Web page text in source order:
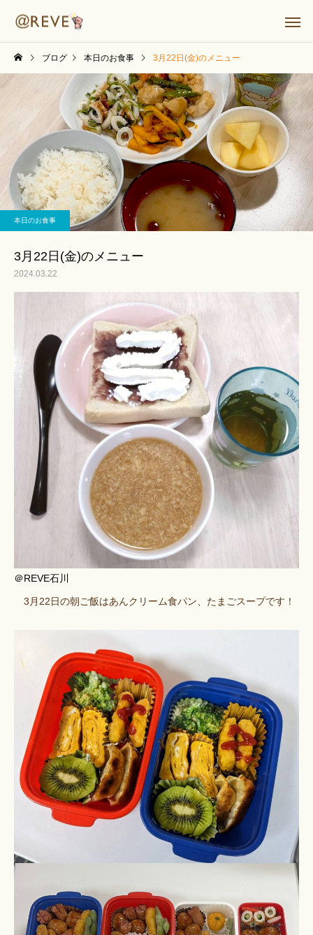
ブログ 本日のお食事 3月22日(金)のメニュー
本日のお食事
3月22日(金)のメニュー
2024.03.22
＠REVE石川
3月22日の朝ご飯はあんクリーム食パン、たまごスープです！